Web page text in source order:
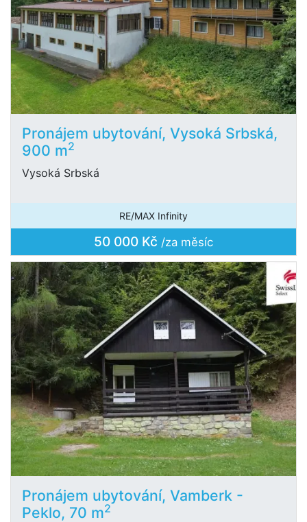
Pronájem ubytování, Vysoká Srbská,
900 m2
Vysoká Srbská
RE/MAX Infinity
50 000 Kč /za měsíc
Pronájem ubytování, Vamberk -
Peklo, 70 m2